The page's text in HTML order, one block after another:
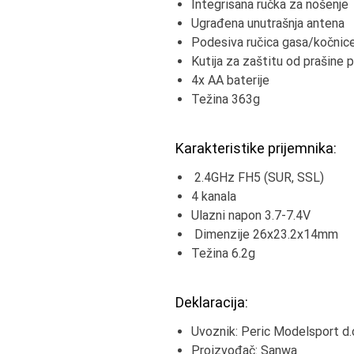
Integrisana ručka za nošenje
Ugrađena unutrašnja antena
Podesiva ručica gasa/
Kutija za zaštitu od prašine
4x AA baterije
Težina 363g
Karakteristike prijemnika:
2.4GHz FH5 (SUR, SSL)
4 kanala
Ulazni napon 3.7-7.4V
Dimenzije 26x23.2x14mm
Težina 6.2g
Deklaracija:
Uvoznik: Peric Modelsport
Proizvođač: Sanwa